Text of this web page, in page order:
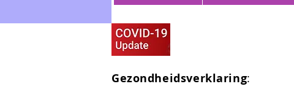
Gezondheidsverklaring: